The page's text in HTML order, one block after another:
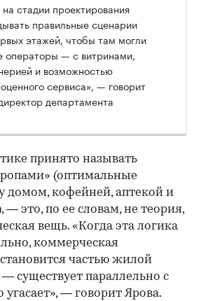
стадии проектирования
правильные сценарии
этажей, чтобы там могли
операторы — с витринами,
и возможностью
сервиса», — говорит
департамента
принято называть
(оптимальные
кофейней, аптекой и
— это, по ее словам, не теория,
вещь. «Когда эта логика
коммерческая
частью жилой
существует параллельно с
угасает», — говорит Ярова.